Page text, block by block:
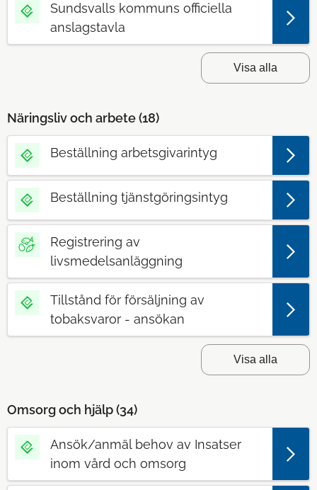
Sundsvalls kommuns officiella
anslagstavla
Visa alla
Näringsliv och arbete (18)
Beställning arbetsgivarintyg
Beställning tjänstgöringsintyg
Registrering av
livsmedelsanläggning
Tillstånd för försäljning av
tobaksvaror - ansökan
Visa alla
Omsorg och hjälp (34)
Ansök/anmäl behov av Insatser
inom vård och omsorg